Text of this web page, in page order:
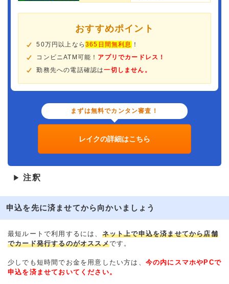
おすすめポイント
50万円以上なら365日間無利息 ！
コンビニATM可能！ アプリでカードレス！
勤務先への電話確認は一切しません。
まずは無料でカンタン審査！
レイクの詳細はこちら
▶ 注釈
申込を先に済ませてから向かいましょう
最短ルートで利用するには、 ネット上で申込を済ませてから店舗
でカード発行するのがオススメです。
少しでも短時間でお金を用意したい方は、 今の内にスマホやPCで
申込を済ませておいてください。